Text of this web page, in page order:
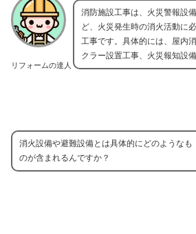
リフォームの達人
消防施設工事は、火災警報設
ど、火災発生時の消火活動に
工事です。具体的には、屋内
クラー設置工事、火災報知設
消火設備や避難設備とは具体的にどのようなも
のが含まれるんですか？